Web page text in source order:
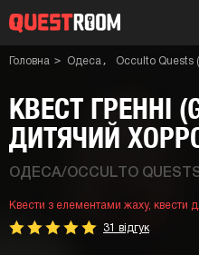
Головна Одеса
Occulto Quests
КВЕСТ ГРЕННІ
ДИТЯЧИЙ
ОДЕСА/OCCULTO
Квести з елементами жаху, квести
31 відгук